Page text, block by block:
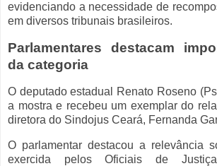
evidenciando a necessidade de
em diversos tribunais brasileiros.
Parlamentares destacam
da categoria
O deputado estadual Renato Roseno
a mostra e recebeu um exemplar do
diretora do Sindojus Ceará, Fernanda
O parlamentar destacou a relevância
exercida pelos Oficiais de